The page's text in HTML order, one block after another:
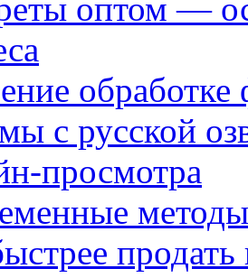
оптом —
с русской
просмотра